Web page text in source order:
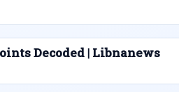
Decoded | Libnanews